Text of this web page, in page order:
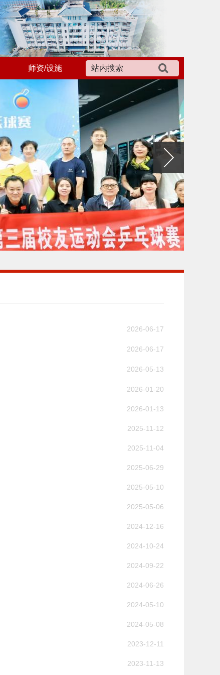
师资/设施
2026-06-17
2026-06-17
2026-05-13
2026-01-20
2026-01-13
2025-11-12
2025-11-04
2025-06-29
2025-05-10
2025-05-06
2024-12-16
2024-10-24
2024-09-22
2024-06-26
2024-05-10
2024-05-08
2023-12-11
2023-11-13